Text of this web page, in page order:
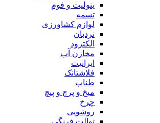
ینولیت و فوم
تسمه
لوازم کشاورزی
نردبان
الکترود
مخازن آب
ایرانیت
فلاشتانک
طناب
میخ و پرچ و پیچ
چرخ
روشویی